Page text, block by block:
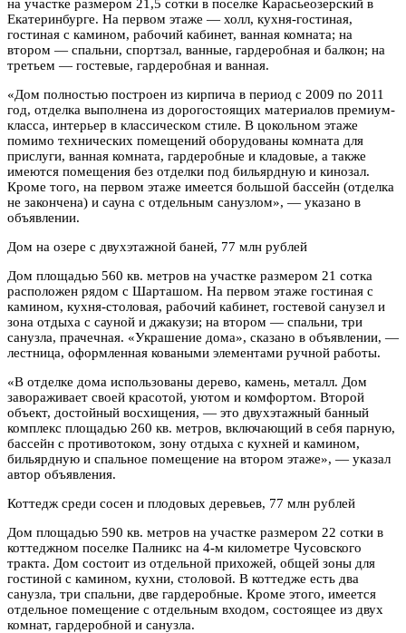
на участке размером 21,5 сотки в поселке Карасьеозерский в
Екатеринбурге. На первом этаже — холл, кухня-гостиная,
гостиная с камином, рабочий кабинет, ванная комната; на
втором — спальни, спортзал, ванные, гардеробная и балкон; на
третьем — гостевые, гардеробная и ванная.
«Дом полностью построен из кирпича в период с 2009 по 2011
год, отделка выполнена из дорогостоящих материалов премиум-
класса, интерьер в классическом стиле. В цокольном этаже
помимо технических помещений оборудованы комната для
прислуги, ванная комната, гардеробные и кладовые, а также
имеются помещения без отделки под бильярдную и кинозал.
Кроме того, на первом этаже имеется большой бассейн (отделка
не закончена) и сауна с отдельным санузлом», — указано в
объявлении.
Дом на озере с двухэтажной баней, 77 млн рублей
Дом площадью 560 кв. метров на участке размером 21 сотка
расположен рядом с Шарташом. На первом этаже гостиная с
камином, кухня-столовая, рабочий кабинет, гостевой санузел и
зона отдыха с сауной и джакузи; на втором — спальни, три
санузла, прачечная. «Украшение дома», сказано в объявлении, —
лестница, оформленная коваными элементами ручной работы.
«В отделке дома использованы дерево, камень, металл. Дом
завораживает своей красотой, уютом и комфортом. Второй
объект, достойный восхищения, — это двухэтажный банный
комплекс площадью 260 кв. метров, включающий в себя парную,
бассейн с противотоком, зону отдыха с кухней и камином,
бильярдную и спальное помещение на втором этаже», — указал
автор объявления.
Коттедж среди сосен и плодовых деревьев, 77 млн рублей
Дом площадью 590 кв. метров на участке размером 22 сотки в
коттеджном поселке Палникс на 4-м километре Чусовского
тракта. Дом состоит из отдельной прихожей, общей зоны для
гостиной с камином, кухни, столовой. В коттедже есть два
санузла, три спальни, две гардеробные. Кроме этого, имеется
отдельное помещение с отдельным входом, состоящее из двух
комнат, гардеробной и санузла.